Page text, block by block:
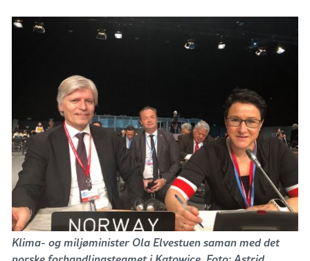
Klima- og miljøminister Ola Elvestuen saman med det